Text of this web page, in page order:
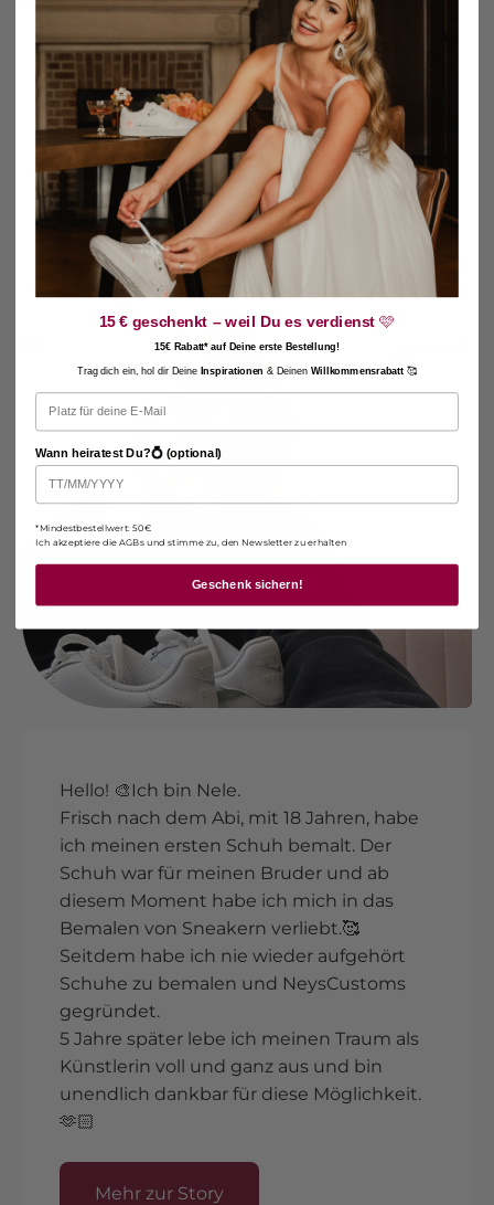
4.9 bei 120+ Bewertungen
So könntest Du auch auf Deiner Hochzeit
aussehen
Beispiel-Bilder von verifizierten Kund:innen.
Hello! 🎨Ich bin Nele.
Frisch nach dem Abi, mit 18 Jahren, habe
ich meinen ersten Schuh bemalt. Der
Schuh war für meinen Bruder und ab
diesem Moment habe ich mich in das
Bemalen von Sneakern verliebt.🥰
Seitdem habe ich nie wieder aufgehört
Schuhe zu bemalen und NeysCustoms
gegründet.
5 Jahre später lebe ich meinen Traum als
Künstlerin voll und ganz aus und bin
unendlich dankbar für diese Möglichkeit.
🫶🏻
Mehr zur Story
15 € geschenkt – weil Du es verdienst🩷
15€ Rabatt* auf Deine erste Bestellung!
Trag dich ein, hol dir Deine Inspirationen & Deinen Willkommensrabatt🥰
Email
Wann heiratest Du?💍 (optional)
*Mindestbestellwert: 50€
Ich akzeptiere die AGBs und stimme zu, den Newsletter zu erhalten
Geschenk sichern!